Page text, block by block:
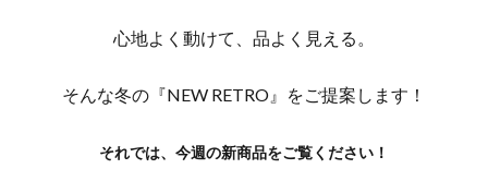
心地よく動けて、品よく見える。
そんな冬の『NEW RETRO』をご提案します！
それでは、今週の新商品をご覧ください！